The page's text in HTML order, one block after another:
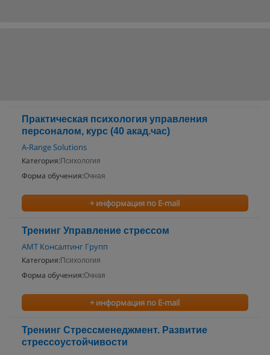
Практическая психология управления
персоналом, курс (40 акад.час)
A-Range Solutions
Категория: Психология
Форма обучения:Очная
+ информация по E-mail
Тренинг Управление стрессом
АМТ Консалтинг Групп
Категория: Психология
Форма обучения:Очная
+ информация по E-mail
Тренинг Стрессменеджмент. Развитие
стрессоустойчивости